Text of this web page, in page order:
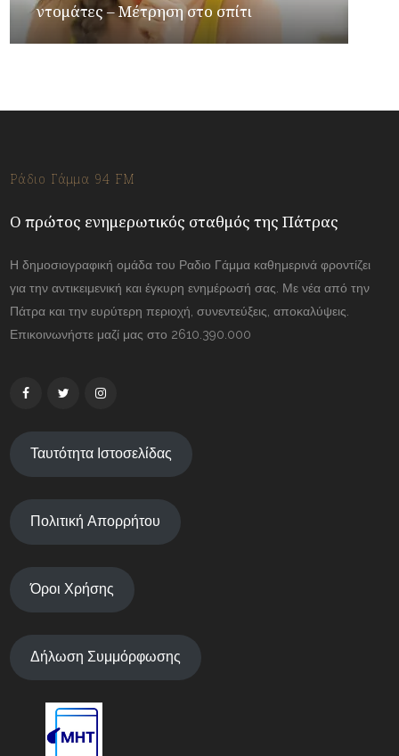
ντομάτες – Μέτρηση στο σπίτι
Ράδιο Γάμμα 94 FM
Ο πρώτος ενημερωτικός σταθμός της Πάτρας
Η δημοσιογραφική ομάδα του Ραδιο Γάμμα καθημερινά φροντίζει
για την αντικειμενική και έγκυρη ενημέρωσή σας. Με νέα από την
Πάτρα και την ευρύτερη περιοχή, συνεντεύξεις, αποκαλύψεις.
Επικοινωνήστε μαζί μας στο 2610.390.000
Ταυτότητα Ιστοσελίδας
Πολιτική Απορρήτου
Όροι Χρήσης
Δήλωση Συμμόρφωσης